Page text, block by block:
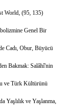
World, (95, 135)
Genel Bir
Cadı, Obur, Büyücü
Bakmak: Salâhî'nin
ve Türk Kültürünü
Yaşlılık ve Yaşlanma,